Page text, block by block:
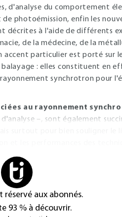
d'analyse du comportement
photoémission, enfin les
décrites à l'aide de différents
de la médecine, de la
accent particulier est porté sur
: elles constituent en
synchrotron pour
au rayonnement
–, sont également
réservé aux abonnés.
93 % à découvrir.